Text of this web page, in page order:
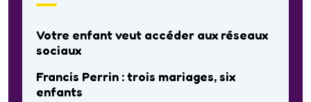
Votre enfant veut accéder aux réseaux
sociaux
Francis Perrin : trois mariages, six
enfants